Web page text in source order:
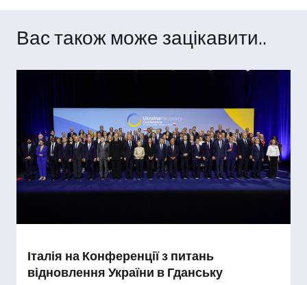
Вас також може зацікавити..
Італія на Конференції з питань
відновлення України в Гданську